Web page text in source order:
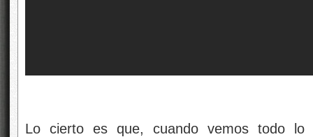
Lo cierto es que, cuando vemos todo